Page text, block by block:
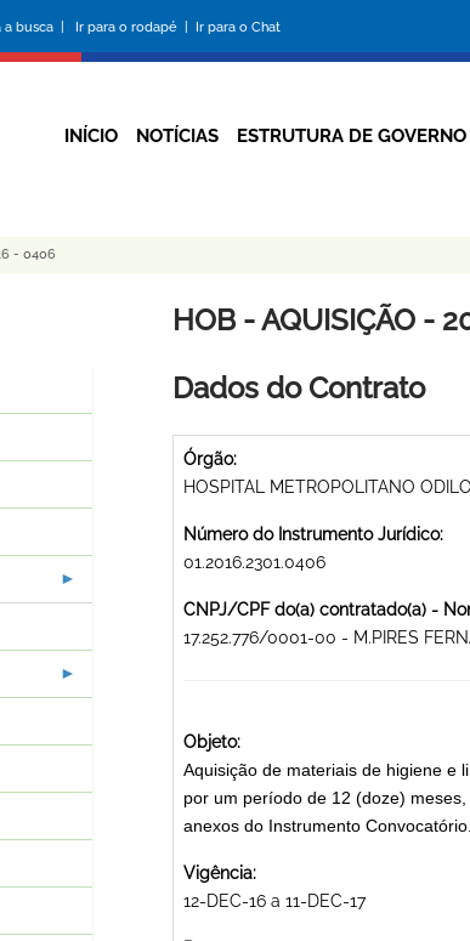
a busca | Ir para o rodapé | Ir para o Chat
da
INÍCIO NOTÍCIAS ESTRUTURA DE GOVERNO
- 0406
HOB - AQUISIÇÃO -
Dados do Contrato
Órgão:
HOSPITAL METROPOLITANO
Número do Instrumento Jurídico:
01.2016.2301.0406
CNPJ/CPF do(a) contratado(a) -
17.252.776/0001-00 - M.PIRES
Objeto:
Aquisição de materiais de higiene e
por um período de 12 (doze)
anexos do Instrumento
Vigência:
12-DEC-16 a 11-DEC-17